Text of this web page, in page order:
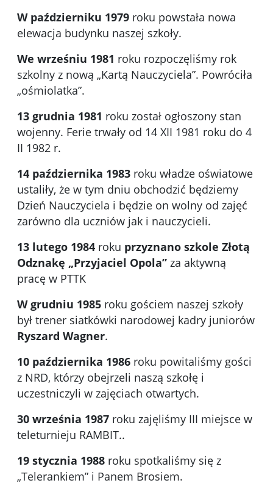
W październiku 1979 roku powstała nowa
elewacja budynku naszej szkoły.
We wrześniu 1981 roku rozpoczęliśmy rok
szkolny z nową „Kartą Nauczyciela”. Powróciła
„ośmiolatka”.
13 grudnia 1981 roku został ogłoszony stan
wojenny. Ferie trwały od 14 XII 1981 roku do 4
II 1982 r.
14 października 1983 roku władze oświatowe
ustaliły, że w tym dniu obchodzić będziemy
Dzień Nauczyciela i będzie on wolny od zajęć
zarówno dla uczniów jak i nauczycieli.
13 lutego 1984 roku przyznano szkole Złotą
Odznakę „Przyjaciel Opola” za aktywną
pracę w PTTK
W grudniu 1985 roku gościem naszej szkoły
był trener siatkówki narodowej kadry juniorów
Ryszard Wagner.
10 października 1986 roku powitaliśmy gości
z NRD, którzy obejrzeli naszą szkołę i
uczestniczyli w zajęciach otwartych.
30 września 1987 roku zajęliśmy III miejsce w
teleturnieju RAMBIT..
19 stycznia 1988 roku spotkaliśmy się z
„Telerankiem” i Panem Brosiem.